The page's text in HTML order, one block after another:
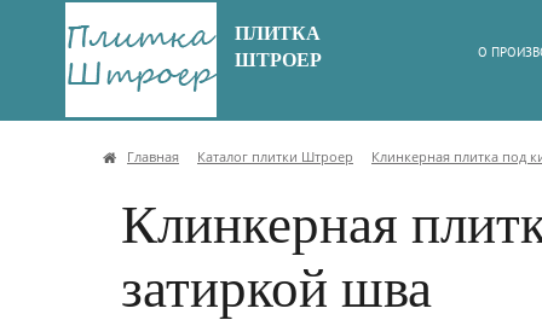
ПЛИТКА
ШТРОЕР
О
Главная Каталог плитки Штроер Клинкерная плитка под
Клинкерная
затиркой шва